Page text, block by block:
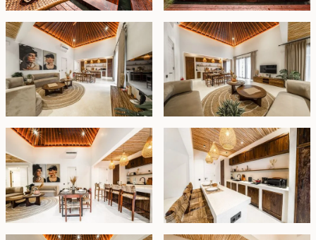
harga pasar, properti ini sangat ideal untuk keluarga
besar atau sebagai rumah liburan.